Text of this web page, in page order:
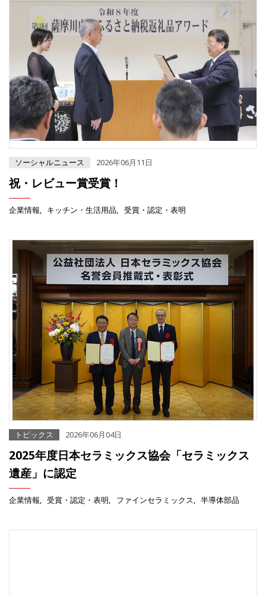
ソーシャルニュース 2026年06月11日
祝・レビュー賞受賞！
企業情報 キッチン・生活用品 受賞・認定・表明
トピックス 2026年06月04日
2025年度日本セラミックス協会「セラミックス
遺産」に認定
企業情報 受賞・認定・表明 ファインセラミックス 半導体部品